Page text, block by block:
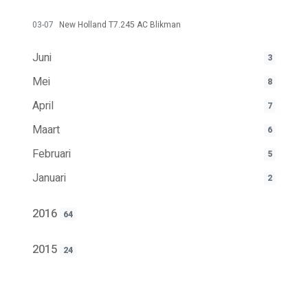
03-07 New Holland T7.245 AC Blikman
Juni 3
Mei 8
April 7
Maart 6
Februari 5
Januari 2
2016 64
2015 24